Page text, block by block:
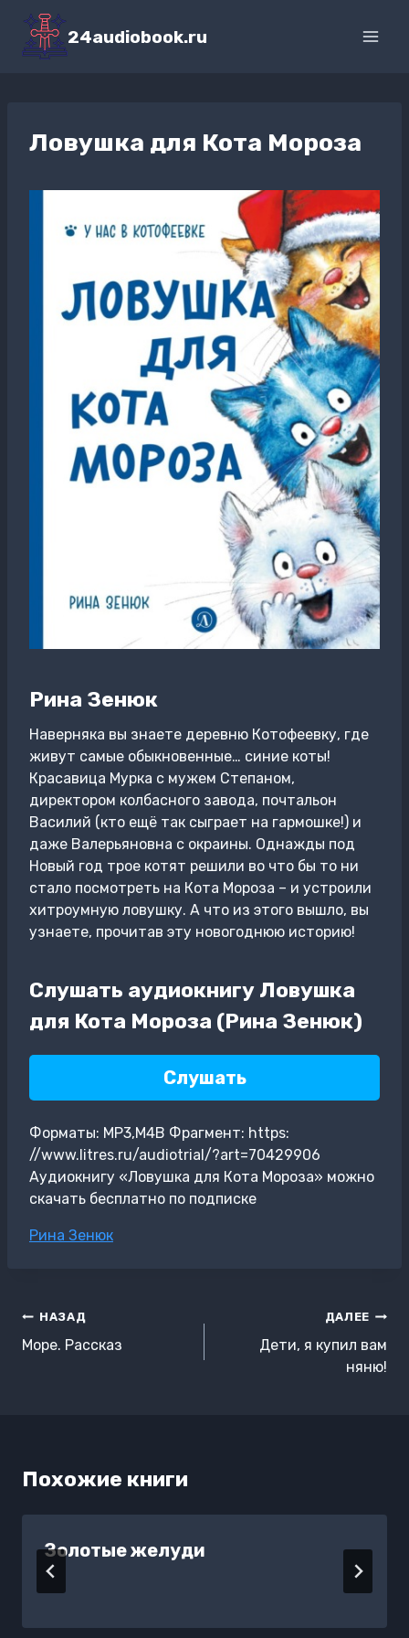
Перейти
содержимому
24audiobook.ru
Ловушка для Кота Мороза
Рина Зенюк
Наверняка вы знаете деревню Котофеевку, где
живут самые обыкновенные… синие коты!
Красавица Мурка с мужем Степаном,
директором колбасного завода, почтальон
Василий (кто ещё так сыграет на гармошке!) и
даже Валерьяновна с окраины. Однажды под
Новый год трое котят решили во что бы то ни
стало посмотреть на Кота Мороза – и устроили
хитроумную ловушку. А что из этого вышло, вы
узнаете, прочитав эту новогоднюю историю!
Слушать аудиокнигу Ловушка
для Кота Мороза (Рина Зенюк)
Слушать
Форматы: MP3,M4B Фрагмент: https:
//www.litres.ru/audiotrial/?art=70429906
Аудиокнигу «Ловушка для Кота Мороза» можно
скачать бесплатно по подписке
Метки
Рина Зенюк
Навигация
по
НАЗАД
Море. Рассказ
ДАЛЕЕ
Дети, я купил вам
няню!
Похожие книги
Золотые желуди